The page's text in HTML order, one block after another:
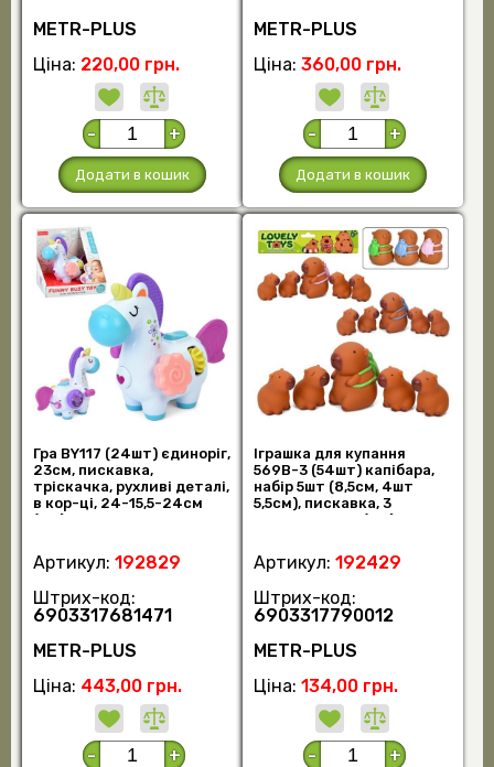
METR-PLUS
Ціна: 220,00 грн.
- +
Додати в кошик
METR-PLUS
Ціна: 360,00 грн.
- +
Додати в кошик
Гра BY117 (24шт) єдиноріг,
23см, пискавка,
тріскачка, рухливі деталі,
в кор-ці, 24-15,5-24см
(шт)
Артикул: 192829
Штрих-код:
6903317681471
METR-PLUS
Ціна: 443,00 грн.
- +
Іграшка для купання
569B-3 (54шт) капібара,
набір 5шт (8,5см, 4шт
5,5см), пискавка, 3
кольори, у пак (шт)
Артикул: 192429
Штрих-код:
6903317790012
METR-PLUS
Ціна: 134,00 грн.
- +